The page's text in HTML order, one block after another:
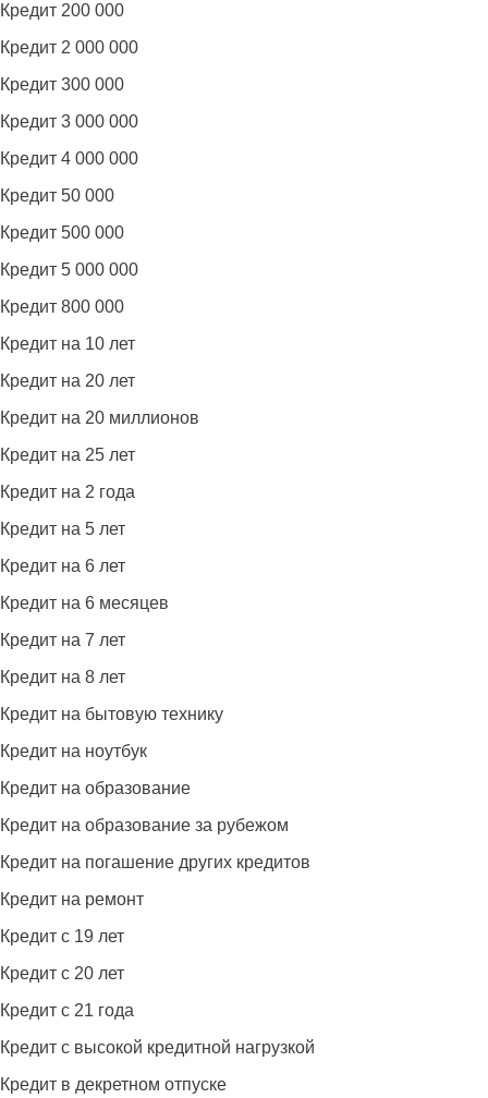
Кредит 200 000
Кредит 2 000 000
Кредит 300 000
Кредит 3 000 000
Кредит 4 000 000
Кредит 50 000
Кредит 500 000
Кредит 5 000 000
Кредит 800 000
Кредит на 10 лет
Кредит на 20 лет
Кредит на 20 миллионов
Кредит на 25 лет
Кредит на 2 года
Кредит на 5 лет
Кредит на 6 лет
Кредит на 6 месяцев
Кредит на 7 лет
Кредит на 8 лет
Кредит на бытовую технику
Кредит на ноутбук
Кредит на образование
Кредит на образование за рубежом
Кредит на погашение других кредитов
Кредит на ремонт
Кредит с 19 лет
Кредит с 20 лет
Кредит с 21 года
Кредит с высокой кредитной нагрузкой
Кредит в декретном отпуске